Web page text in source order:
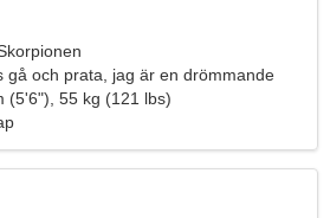
gå och prata, jag är en drömmande
(5'6"), 55 kg (121 lbs)